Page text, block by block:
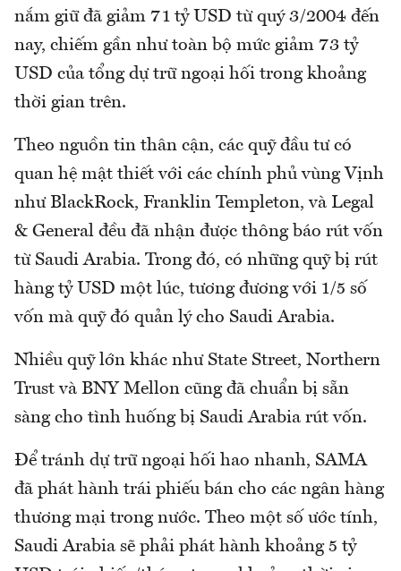
nắm giữ đã giảm 71 tỷ USD từ quý 3/2004 đến
nay, chiếm gần như toàn bộ mức giảm 73 tỷ
USD của tổng dự trữ ngoại hối trong khoảng
thời gian trên.
Theo nguồn tin thân cận, các quỹ đầu tư có
quan hệ mật thiết với các chính phủ vùng Vịnh
như BlackRock, Franklin Templeton, và Legal
& General đều đã nhận được thông báo rút vốn
từ Saudi Arabia. Trong đó, có những quỹ bị rút
hàng tỷ USD một lúc, tương đương với 1/5 số
vốn mà quỹ đó quản lý cho Saudi Arabia.
Nhiều quỹ lớn khác như State Street, Northern
Trust và BNY Mellon cũng đã chuẩn bị sẵn
sàng cho tình huống bị Saudi Arabia rút vốn.
Để tránh dự trữ ngoại hối hao nhanh, SAMA
đã phát hành trái phiếu bán cho các ngân hàng
thương mại trong nước. Theo một số ước tính,
Saudi Arabia sẽ phải phát hành khoảng 5 tỷ